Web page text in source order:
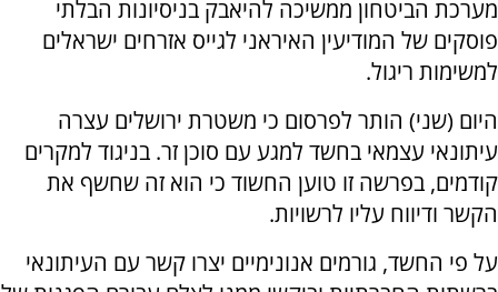
מערכת הביטחון ממשיכה להיאבק בניסיונות הבלתי
פוסקים של המודיעין האיראני לגייס אזרחים ישראלים
למשימות ריגול.
היום (שני) הותר לפרסום כי משטרת ירושלים עצרה
עיתונאי עצמאי בחשד למגע עם סוכן זר. בניגוד למקרים
קודמים, בפרשה זו טוען החשוד כי הוא זה שחשף את
הקשר ודיווח עליו לרשויות.
על פי החשד, גורמים אנונימיים יצרו קשר עם העיתונאי